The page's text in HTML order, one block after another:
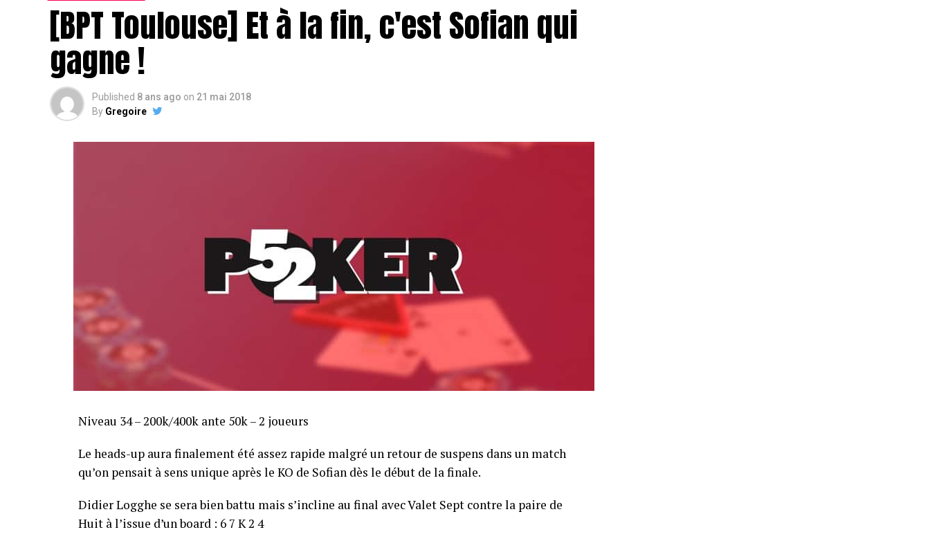
[BPT Toulouse] Et à la fin, c'est Sofian qui
gagne !
Published 8 ans ago on 21 mai 2018
By Gregoire
Niveau 34 – 200k/400k ante 50k – 2 joueurs
Le heads-up aura finalement été assez rapide malgré un retour de suspens dans un match
qu’on pensait à sens unique après le KO de Sofian dès le début de la finale.
Didier Logghe se sera bien battu mais s’incline au final avec Valet Sept contre la paire de
Huit à l’issue d’un board : 6 7 K 2 4